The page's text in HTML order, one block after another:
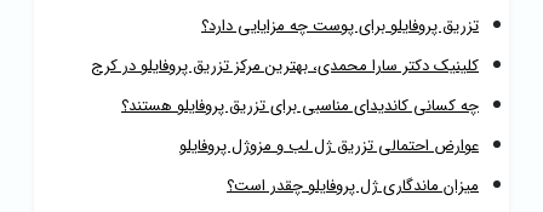
تزریق پروفایلو برای پوست چه مزایایی دارد؟
کلینیک دکتر سارا محمدی، بهترین مرکز تزریق پروفایلو در کرج
چه کسانی کاندیدای مناسبی برای تزریق پروفایلو هستند؟
عوارض احتمالی تزریق ژل لب و مزوژل پروفایلو
میزان ماندگاری ژل پروفایلو چقدر است؟